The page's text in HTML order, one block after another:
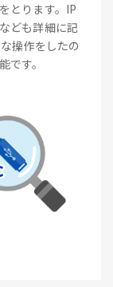
とります。IP
ども詳細に記
操作をしたの
す。